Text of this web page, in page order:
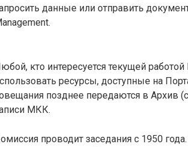
данные или отправить
кто интересуется текущей
ресурсы, доступные на
позднее передаются в Архив
МКК.
проводит заседания с 1950